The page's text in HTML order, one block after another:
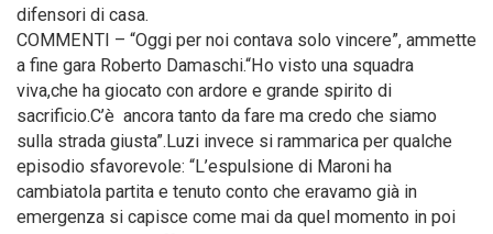
difensori di casa.
COMMENTI – “Oggi per noi contava solo vincere”, ammette
a fine gara Roberto Damaschi.“Ho visto una squadra
viva,che ha giocato con ardore e grande spirito di
sacrificio.C’è ancora tanto da fare ma credo che siamo
sulla strada giusta”.Luzi invece si rammarica per qualche
episodio sfavorevole: “L’espulsione di Maroni ha
cambiatola partita e tenuto conto che eravamo già in
emergenza si capisce come mai da quel momento in poi